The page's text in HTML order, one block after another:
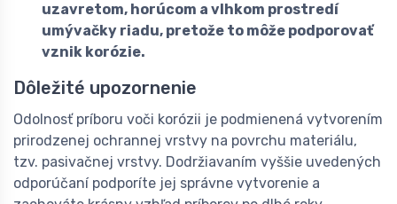
uzavretom, horúcom a vlhkom prostredí
umývačky riadu, pretože to môže podporovať
vznik korózie.
Dôležité upozornenie
Odolnosť príboru voči korózii je podmienená vytvorením
prirodzenej ochrannej vrstvy na povrchu materiálu,
tzv. pasivačnej vrstvy. Dodržiavaním vyššie uvedených
odporúčaní podporíte jej správne vytvorenie a